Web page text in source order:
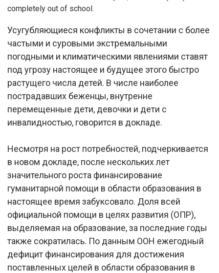
Усугубляющиеся конфликты в сочетании с более
частыми и суровыми экстремальными
погодными и климатическими явлениями ставят
под угрозу настоящее и будущее этого быстро
растущего числа детей. В числе наиболее
пострадавших беженцы, внутренне
перемещенные дети, девочки и дети с
инвалидностью, говорится в докладе.
Несмотря на рост потребностей, подчеркивается
в новом докладе, после нескольких лет
значительного роста финансирование
гуманитарной помощи в области образования в
настоящее время забуксовало. Доля всей
официальной помощи в целях развития (ОПР),
выделяемая на образование, за последние годы
также сократилась. По данным ООН ежегодный
дефицит финансирования для достижения
поставленных целей в области образования в